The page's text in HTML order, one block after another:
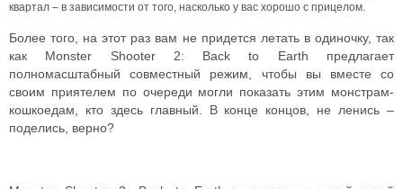
квартал – в зависимости от того, насколько у вас хорошо с прицелом.
Более того, на этот раз вам не придется летать в одиночку, так
как Monster Shooter 2: Back to Earth предлагает
полномасштабный совместный режим, чтобы вы вместе со
своим приятелем по очереди могли показать этим монстрам-
кошкоедам, кто здесь главный. В конце концов, не ленись –
поделись, верно?